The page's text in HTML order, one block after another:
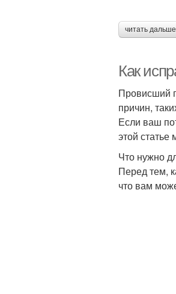
читать
Как
Провисший
причин,
Если ваш
этой статье
Что нужно
Перед тем,
что вам